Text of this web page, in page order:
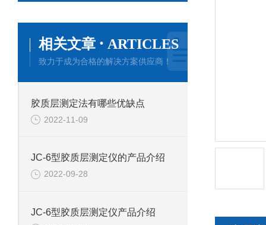
相关文章 · ARTICLES
致力于成为合格的解决方案供应商！
胶质层测定法有哪些优缺点
2022-11-09
JC-6型胶质层测定仪的产品介绍
2022-09-28
JC-6型胶质层测定仪产品介绍